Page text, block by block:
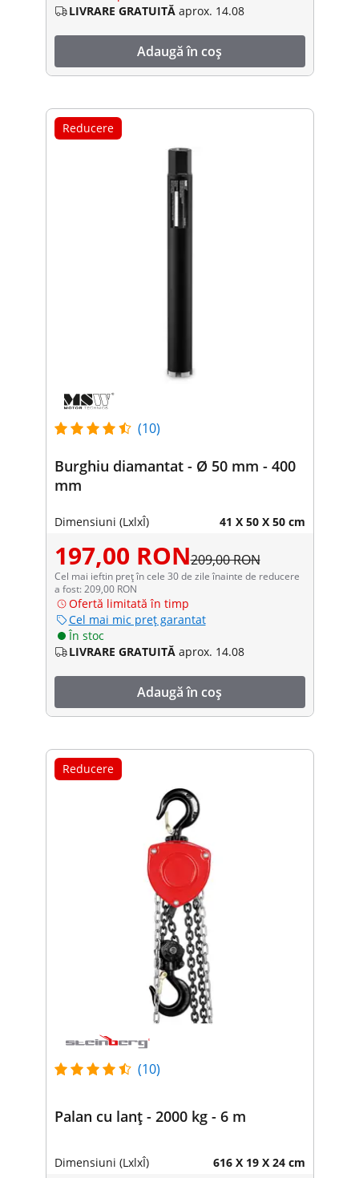
LIVRARE GRATUITĂ aprox. 14.08
Adaugă în coș
Reducere
(10)
Burghiu diamantat - Ø 50 mm - 400
mm
Dimensiuni (LxlxÎ) 41 X 50 X 50 cm
197,00 RON209,00 RON
Cel mai ieftin preț în cele 30 de zile înainte de reducere
a fost: 209,00 RON
Ofertă limitată în timp
Cel mai mic preț garantat
În stoc
LIVRARE GRATUITĂ aprox. 14.08
Adaugă în coș
Reducere
(10)
Palan cu lanț - 2000 kg - 6 m
Dimensiuni (LxlxÎ) 616 X 19 X 24 cm